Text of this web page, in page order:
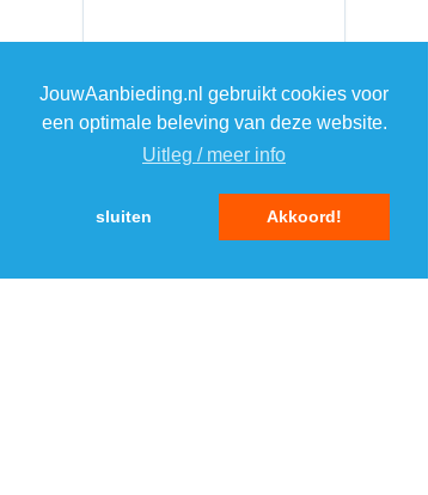
JouwAanbieding.nl gebruikt cookies voor
een optimale beleving van deze website.
Uitleg / meer info
sluiten Akkoord!